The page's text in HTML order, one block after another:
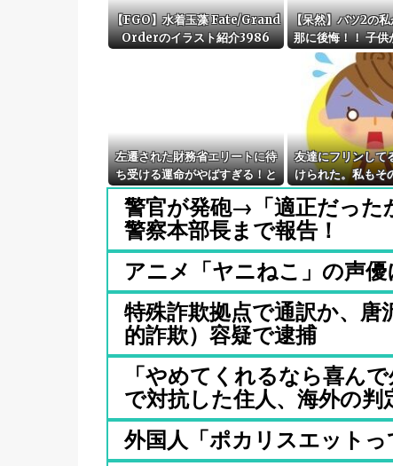
【FGO】水着玉藻 Fate/Grand
Orderのイラスト紹介3986
【呆然】バツ2の
那に後悔！！ 子供
に…
左遷された財務省エリートに待
ち受ける運命がやばすぎる！と
話題に、経歴自体はとんでもな
いものだが……
友達にフリンして
けられた。私もそ
うまくいって
警官が発砲→「適正だった
警察本部長まで報告！
アニメ「ヤニねこ」の声
特殊詐欺拠点で通訳か、唐
的詐欺）容疑で逮捕
「やめてくれるなら喜ん
で対抗した住人、海外の判
外国人「ポカリスエットっ